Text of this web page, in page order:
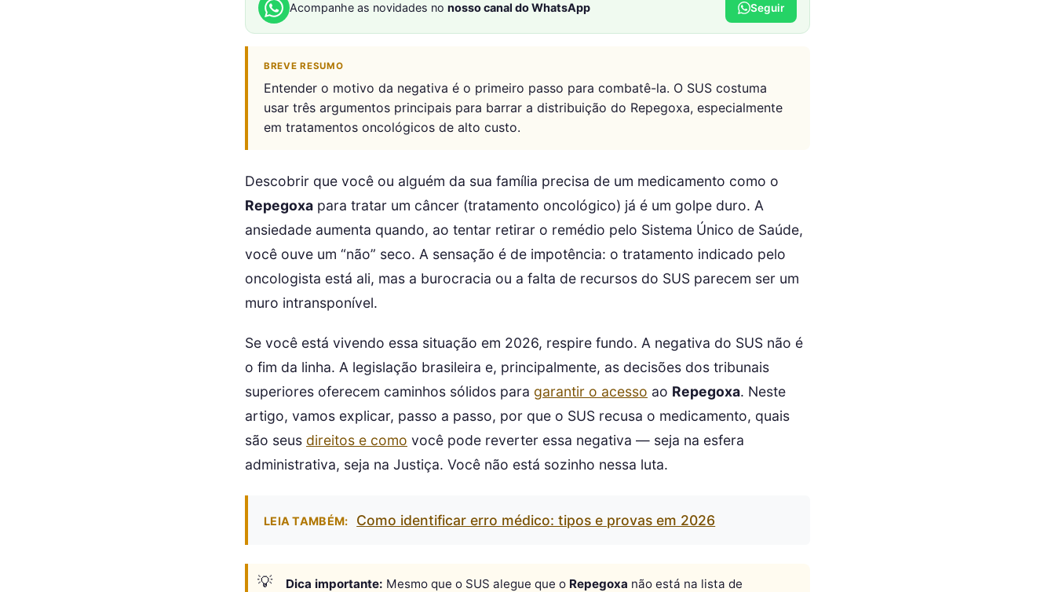
Acompanhe as novidades no nosso canal do WhatsApp Seguir
BREVE RESUMO
Entender o motivo da negativa é o primeiro passo para combatê-la. O SUS costuma
usar três argumentos principais para barrar a distribuição do Repegoxa, especialmente
em tratamentos oncológicos de alto custo.
Descobrir que você ou alguém da sua família precisa de um medicamento como o
Repegoxa para tratar um câncer (tratamento oncológico) já é um golpe duro. A
ansiedade aumenta quando, ao tentar retirar o remédio pelo Sistema Único de Saúde,
você ouve um “não” seco. A sensação é de impotência: o tratamento indicado pelo
oncologista está ali, mas a burocracia ou a falta de recursos do SUS parecem ser um
muro intransponível.
Se você está vivendo essa situação em 2026, respire fundo. A negativa do SUS não é
o fim da linha. A legislação brasileira e, principalmente, as decisões dos tribunais
superiores oferecem caminhos sólidos para garantir o acesso ao Repegoxa. Neste
artigo, vamos explicar, passo a passo, por que o SUS recusa o medicamento, quais
são seus direitos e como você pode reverter essa negativa — seja na esfera
administrativa, seja na Justiça. Você não está sozinho nessa luta.
LEIA TAMBÉM: Como identificar erro médico: tipos e provas em 2026
Dica importante: Mesmo que o SUS alegue que o Repegoxa não está na lista de